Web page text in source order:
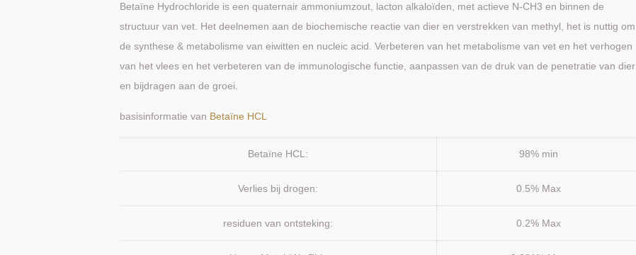
Betaïne Hydrochloride is een quaternair ammoniumzout, lacton alkaloïden, met actieve N-CH3 en binnen de
structuur van vet. Het deelnemen aan de biochemische reactie van dier en verstrekken van methyl, het is nuttig om
de synthese & metabolisme van eiwitten en nucleic acid. Verbeteren van het metabolisme van vet en het verhogen
van het vlees en het verbeteren van de immunologische functie, aanpassen van de druk van de penetratie van dier
en bijdragen aan de groei.
basisinformatie van Betaïne HCL
Betaïne HCL: 98% min
Verlies bij drogen: 0.5% Max
residuen van ontsteking: 0.2% Max